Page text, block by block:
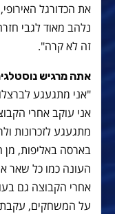
את הכדורגל
נלהב מאוד לגבי
זה לא קרה".
אתה מרגיש
"אני מתגעגע
אני עוקב אחרי
מתגעגע לזכרונות
בארסה באליפות,
העונה כמו כל שאר
אחרי הקבוצה גם
על המשחקים,